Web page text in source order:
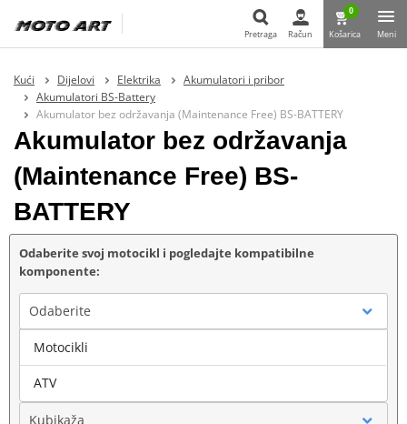
Pretraga Račun
0
Košarica Meni
Kući Dijelovi Elektrika
Akumulatori i pribor
Akumulatori BS-Battery
Akumulator bez održavanja (Maintenance Free) BS-BATTERY
Akumulator bez održavanja
(Maintenance Free) BS-
BATTERY
Odaberite svoj motocikl i pogledajte kompatibilne
komponente:
Odaberite
Marka
Kubikaža
Motocikli
ATV